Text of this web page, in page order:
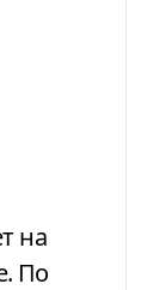
на
По